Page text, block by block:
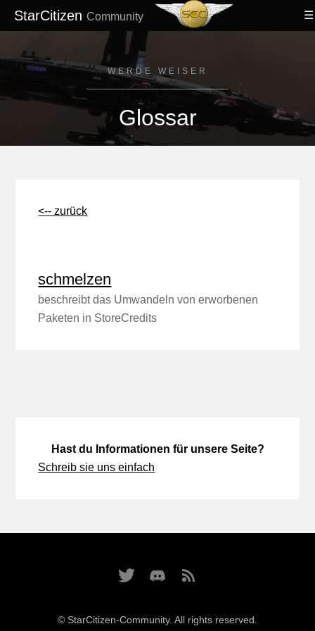
StarCitizen Community
WERDE WEISER
Glossar
<-- zurück
schmelzen
beschreibt das Umwandeln von erworbenen
Paketen in StoreCredits
Hast du Informationen für unsere Seite?
Schreib sie uns einfach
© StarCitizen-Community. All rights reserved.